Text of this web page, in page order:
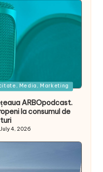
Media, Marketing
ARBOpodcast.
la consumul de
July 4, 2026